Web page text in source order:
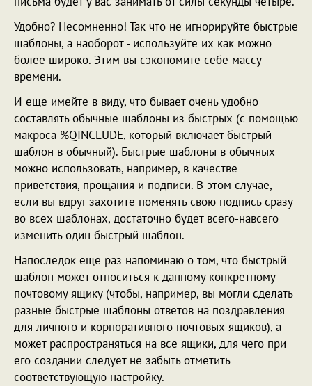
Удобно? Несомненно! Так что не игнорируйте быстрые
шаблоны, а наоборот - используйте их как можно
более широко. Этим вы сэкономите себе массу
времени.
И еще имейте в виду, что бывает очень удобно
составлять обычные шаблоны из быстрых (с помощью
макроса %QINCLUDE, который включает быстрый
шаблон в обычный). Быстрые шаблоны в обычных
можно использовать, например, в качестве
приветствия, прощания и подписи. В этом случае,
если вы вдруг захотите поменять свою подпись сразу
во всех шаблонах, достаточно будет всего-навсего
изменить один быстрый шаблон.
Напоследок еще раз напоминаю о том, что быстрый
шаблон может относиться к данному конкретному
почтовому ящику (чтобы, например, вы могли сделать
разные быстрые шаблоны ответов на поздравления
для личного и корпоративного почтовых ящиков), а
может распространяться на все ящики, для чего при
его создании следует не забыть отметить
соответствующую настройку.